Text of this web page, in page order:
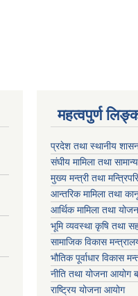
महत्वपुर्ण
प्रदेश तथा स्थानीय
संघीय मामिला तथा
मुख्य मन्त्री तथा
आन्तरिक मामिला तथा
आर्थिक मामिला तथा
भूमि व्यवस्था कृषि तथा
सामाजिक विकास
भौतिक पूर्वाधार विकास
नीति तथा योजना आयोग
राष्ट्रिय योजना आयोग